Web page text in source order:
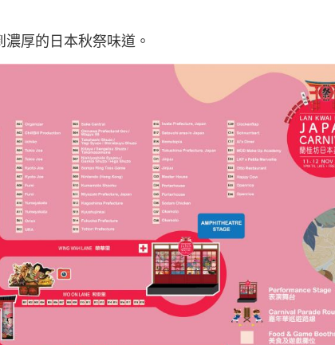
厚的日本秋祭味道。